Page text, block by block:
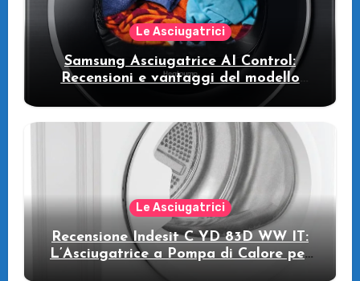
Le Asciugatrici
Samsung Asciugatrice AI Control:
Recensioni e vantaggi del modello
Le Asciugatrici
Recensione Indesit C YD 83D WW IT:
L’Asciugatrice a Pompa di Calore per
il Tuo Benessere